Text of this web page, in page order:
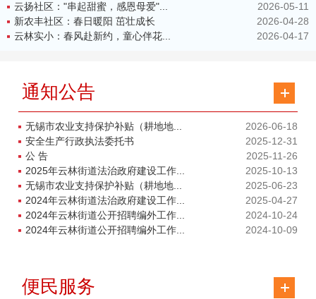
2026-05-11
云扬社区："串起甜蜜，感恩母爱"...
2026-04-28
新农丰社区：春日暖阳 茁壮成长
2026-04-17
云林实小：春风赴新约，童心伴花...
通知公告
2026-06-18
无锡市农业支持保护补贴（耕地地...
2025-12-31
安全生产行政执法委托书
2025-11-26
公 告
2025-10-13
2025年云林街道法治政府建设工作...
2025-06-23
无锡市农业支持保护补贴（耕地地...
2025-04-27
2024年云林街道法治政府建设工作...
2024-10-24
2024年云林街道公开招聘编外工作...
2024-10-09
2024年云林街道公开招聘编外工作...
便民服务